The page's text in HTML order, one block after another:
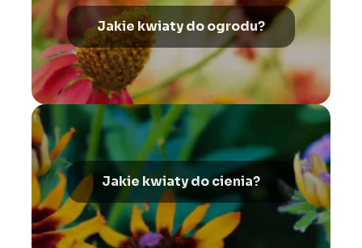
Jakie kwiaty do ogrodu?
Jakie kwiaty do cienia?